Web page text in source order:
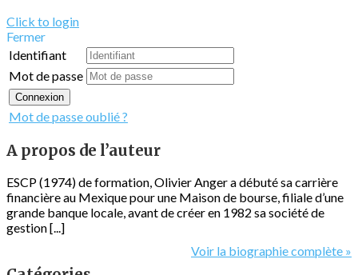
Click to login
Fermer
Identifiant
Mot de passe
Connexion
Mot de passe oublié ?
A propos de l’auteur
ESCP (1974) de formation, Olivier Anger a débuté sa carrière
financière au Mexique pour une Maison de bourse, filiale d’une
grande banque locale, avant de créer en 1982 sa société de
gestion [...]
Voir la biographie complète »